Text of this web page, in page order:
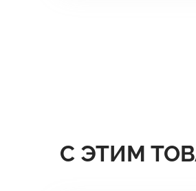
С ЭТИМ